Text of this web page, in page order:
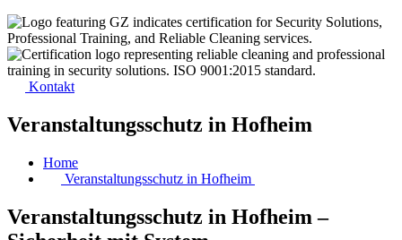
Kontakt
Veranstaltungsschutz in Hofheim
Home
Veranstaltungsschutz in Hofheim
Veranstaltungsschutz in Hofheim –